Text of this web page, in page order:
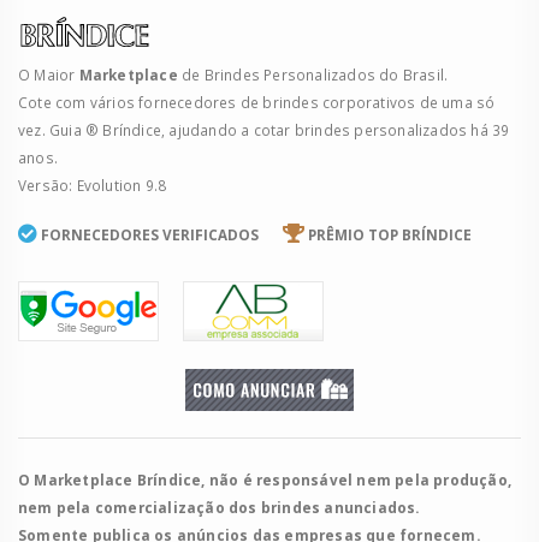
O Maior Marketplace de Brindes Personalizados do Brasil.
Cote com vários fornecedores de brindes corporativos de uma só
vez. Guia ® Bríndice, ajudando a cotar brindes personalizados há 39
anos.
Versão: Evolution 9.8
FORNECEDORES VERIFICADOS PRÊMIO TOP BRÍNDICE
O Marketplace Bríndice, não é responsável nem pela produção,
nem pela comercialização dos brindes anunciados.
Somente publica os anúncios das empresas que fornecem.